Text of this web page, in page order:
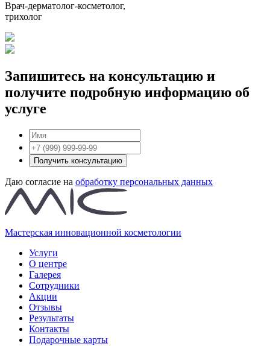
Врач-дерматолог-косметолог,
трихолог
Запишитесь на консультацию и
получите подробную информацию об
услуге
Получить консультацию
Даю согласие на обработку персональных данных
Мастерская инновационной косметологии
Услуги
О центре
Галерея
Сотрудники
Акции
Отзывы
Результаты
Контакты
Подарочные карты